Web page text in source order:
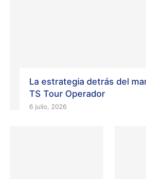
La estrategia detrás del
TS Tour Operador
6 julio, 2026